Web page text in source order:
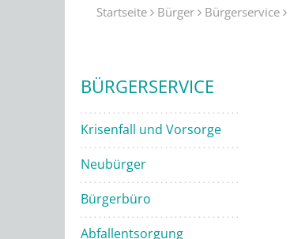
Startseite Bürger Bürgerservice
BÜRGERSERVICE
Krisenfall und Vorsorge
Neubürger
Bürgerbüro
Abfallentsorgung